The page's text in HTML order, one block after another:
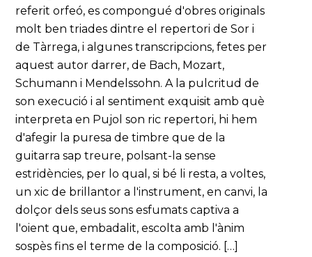
referit orfeó, es compongué d'obres originals
molt ben triades dintre el repertori de Sor i
de Tàrrega, i algunes transcripcions, fetes per
aquest autor darrer, de Bach, Mozart,
Schumann i Mendelssohn. A la pulcritud de
son execució i al sentiment exquisit amb què
interpreta en Pujol son ric repertori, hi hem
d'afegir la puresa de timbre que de la
guitarra sap treure, polsant-la sense
estridències, per lo qual, si bé li resta, a voltes,
un xic de brillantor a l'instrument, en canvi, la
dolçor dels seus sons esfumats captiva a
l'oient que, embadalit, escolta amb l'ànim
sospès fins el terme de la composició. […]